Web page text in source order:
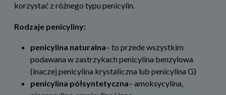
korzystać z różnego typu penicylin.
Rodzaje penicyliny:
penicylina naturalna– to przede wszystkim
podawana w zastrzykach penicylina benzylowa
(inaczej penicylina krystaliczna lub penicylina G)
penicylina półsyntetyczna– amoksycylina,